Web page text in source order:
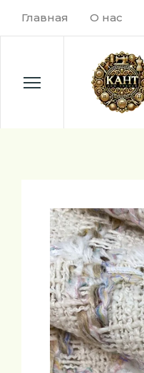
Главная О нас